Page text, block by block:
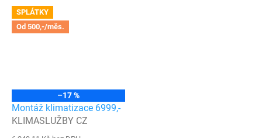
SPLÁTKY
Od 500,-/měs.
–17 %
Montáž klimatizace 6999,-
KLIMASLUŽBY CZ